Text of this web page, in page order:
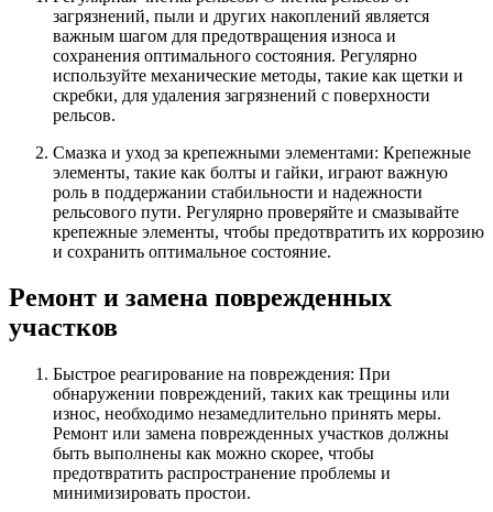
загрязнений, пыли и других накоплений является
важным шагом для предотвращения износа и
сохранения оптимального состояния. Регулярно
используйте механические методы, такие как щетки и
скребки, для удаления загрязнений с поверхности
рельсов.
Смазка и уход за крепежными элементами: Крепежные
элементы, такие как болты и гайки, играют важную
роль в поддержании стабильности и надежности
рельсового пути. Регулярно проверяйте и смазывайте
крепежные элементы, чтобы предотвратить их коррозию
и сохранить оптимальное состояние.
Ремонт и замена поврежденных
участков
Быстрое реагирование на повреждения: При
обнаружении повреждений, таких как трещины или
износ, необходимо незамедлительно принять меры.
Ремонт или замена поврежденных участков должны
быть выполнены как можно скорее, чтобы
предотвратить распространение проблемы и
минимизировать простои.